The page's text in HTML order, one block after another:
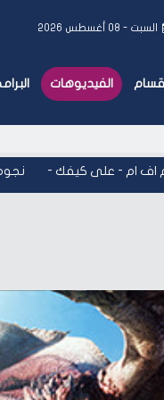
السبت - ٠٨ أغسطس ٢٠٢٦
الفيديوهات
-ام - على كيفك نجوم